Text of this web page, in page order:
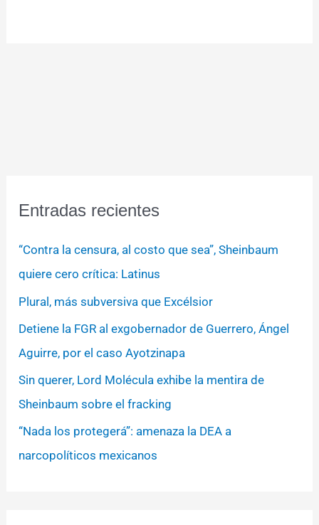
Entradas recientes
“Contra la censura, al costo que sea”, Sheinbaum
quiere cero crítica: Latinus
Plural, más subversiva que Excélsior
Detiene la FGR al exgobernador de Guerrero, Ángel
Aguirre, por el caso Ayotzinapa
Sin querer, Lord Molécula exhibe la mentira de
Sheinbaum sobre el fracking
“Nada los protegerá”: amenaza la DEA a
narcopolíticos mexicanos